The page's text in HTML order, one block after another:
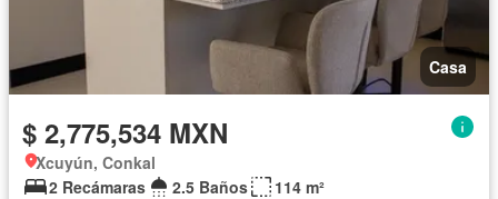
Casa
$ 2,775,534 MXN
Xcuyún, Conkal
2 Recámaras
2.5 Baños
114 m²